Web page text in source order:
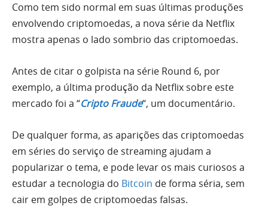
Como tem sido normal em suas últimas produções
envolvendo criptomoedas, a nova série da Netflix
mostra apenas o lado sombrio das criptomoedas.
Antes de citar o golpista na série Round 6, por
exemplo, a última produção da Netflix sobre este
mercado foi a “Cripto Fraude“, um documentário.
De qualquer forma, as aparições das criptomoedas
em séries do serviço de streaming ajudam a
popularizar o tema, e pode levar os mais curiosos a
estudar a tecnologia do Bitcoin de forma séria, sem
cair em golpes de criptomoedas falsas.